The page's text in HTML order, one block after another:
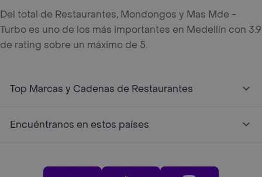
Del total de Restaurantes, Mondongos y Mas Mde -
Turbo es uno de los más importantes en Medellín con 3.9
de rating sobre un máximo de 5.
Top Marcas y Cadenas de Restaurantes
Encuéntranos en estos países